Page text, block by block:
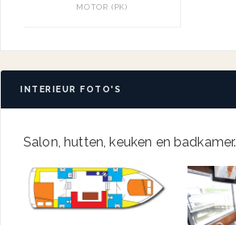
MOTOR (PK)
INTERIEUR FOTO'S
Salon, hutten, keuken en badkamer.